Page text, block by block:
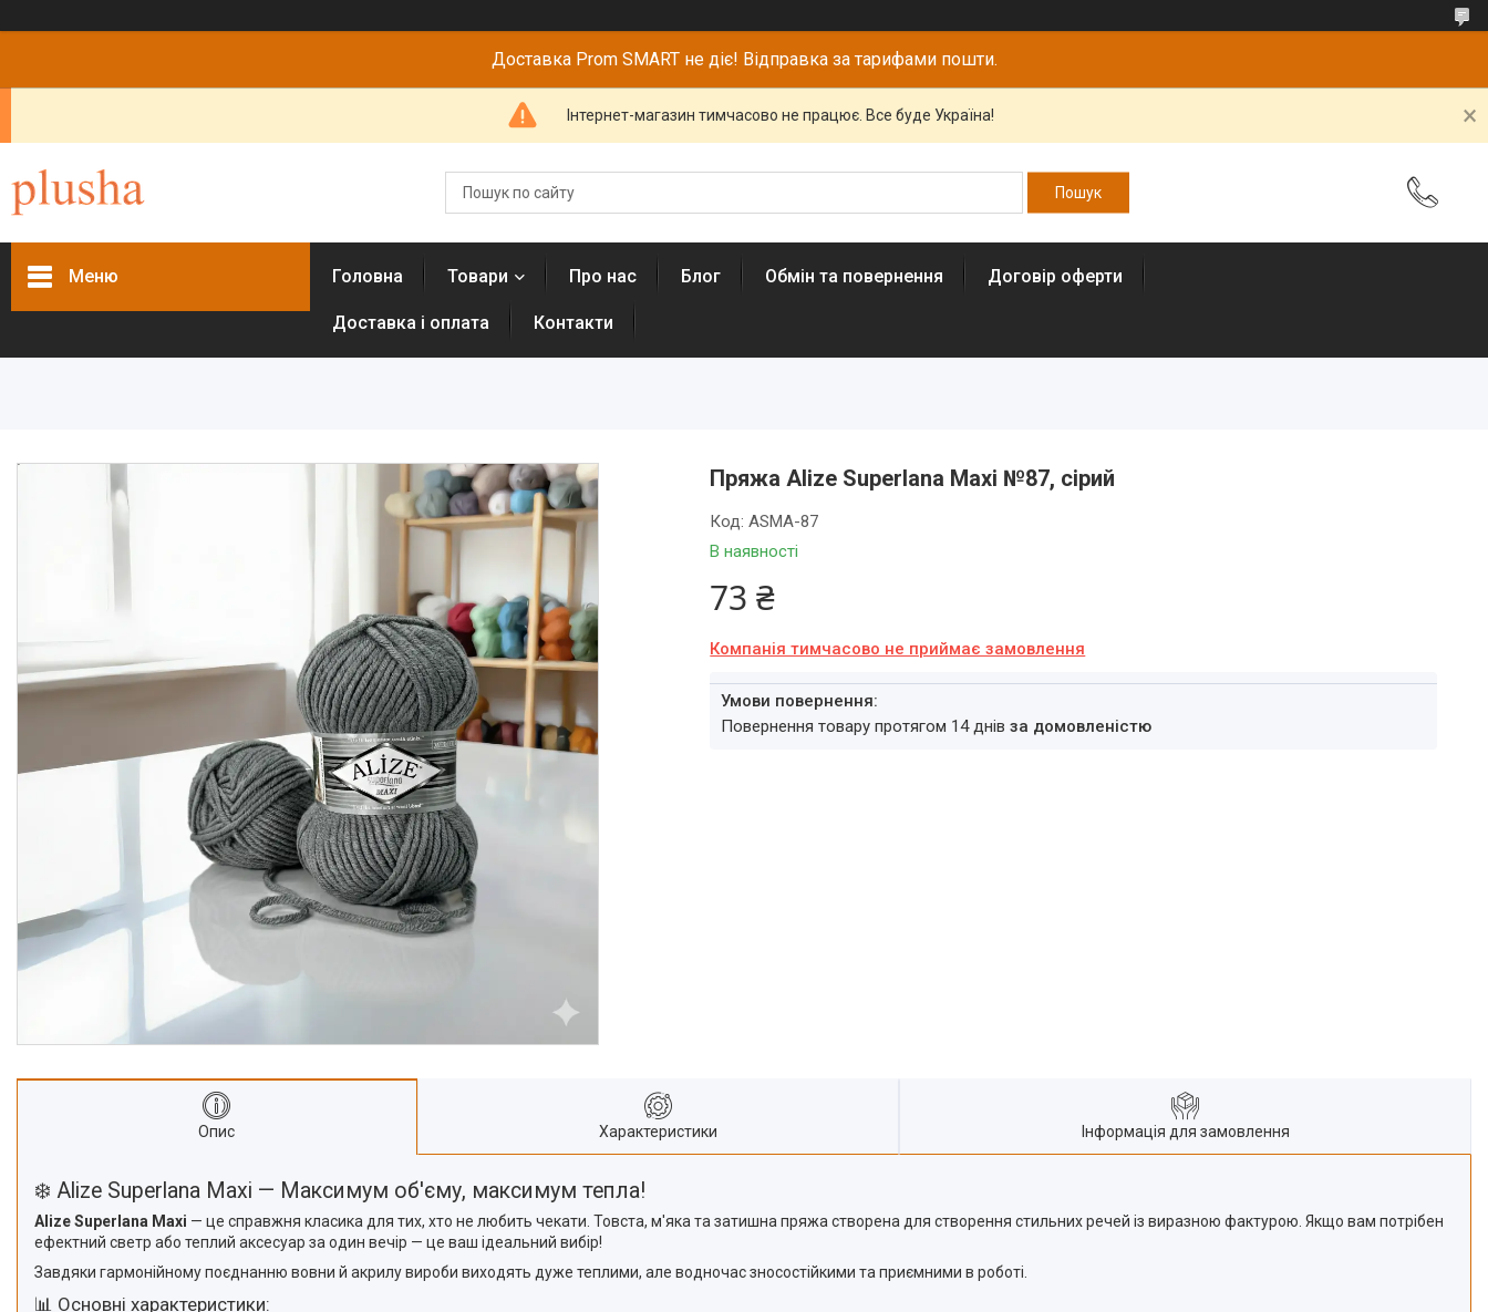
Доставка Prom SMART не діє! Відправка за тарифами пошти.
Інтернет-магазин тимчасово не працює. Все буде Україна!
Меню Головна Товари Про нас Блог Обмін та повернення Договір оферти
Доставка і оплата Контакти
Пряжа Alize Superlana Maxi №87, сірий
В наявності
Код:ASMA-87
73 ₴
Компанія тимчасово не приймає замовлення
повернення товару протягом 14 днівза домовленістю
Опис Характеристики Інформація для замовлення
❄️ Alize Superlana Maxi — Максимум об'єму, максимум тепла!
Alize Superlana Maxi — це справжня класика для тих, хто не любить чекати. Товста, м'яка та затишна пряжа створена для створення стильних речей із виразною фактурою. Якщо вам потрібен
ефектний светр або теплий аксесуар за один вечір — це ваш ідеальний вибір!
Завдяки гармонійному поєднанню вовни й акрилу вироби виходять дуже теплими, але водночас зносостійкими та приємними в роботі.
📊 Основні характеристики: